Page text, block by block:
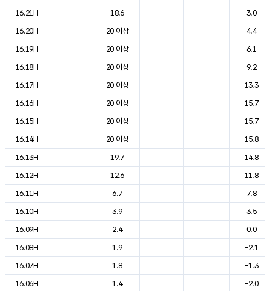
도시별 기상실황표로 지점, 날씨, 기온, 강수, 바람, 기압등을 안내한 표입
16.21H
18.6
3.0
16.20H
20 이상
4.4
16.19H
20 이상
6.1
16.18H
20 이상
9.2
16.17H
20 이상
13.3
16.16H
20 이상
15.7
16.15H
20 이상
15.7
16.14H
20 이상
15.8
16.13H
19.7
14.8
16.12H
12.6
11.8
16.11H
6.7
7.8
16.10H
3.9
3.5
16.09H
2.4
0.0
16.08H
1.9
-2.1
16.07H
1.8
-1.3
16.06H
1.4
-2.0